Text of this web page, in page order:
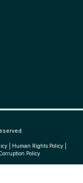
| Human Rights Policy|
Policy